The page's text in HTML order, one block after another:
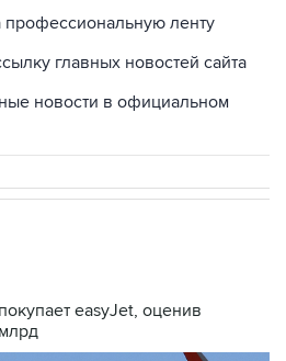
профессиональную ленту
главных новостей сайта
новости в официальном
easyJet, оценив